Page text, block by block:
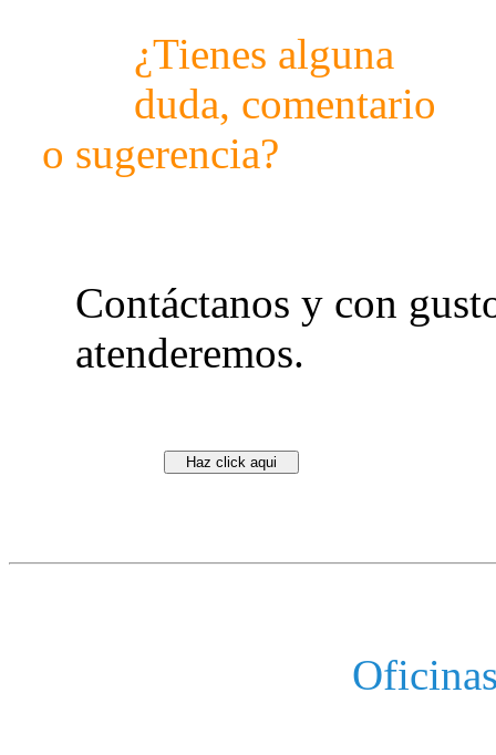
¿Tienes alguna
duda, comentario
o sugerencia?
Contáctanos y con
atenderemos.
Haz click aqui